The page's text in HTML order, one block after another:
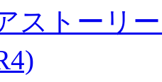
ストーリ